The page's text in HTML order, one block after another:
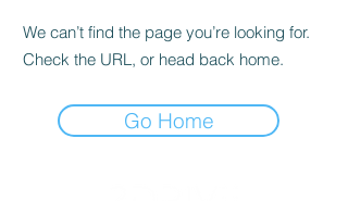
We can’t find the page you’re looking for.
Check the URL, or head back home.
Go Home